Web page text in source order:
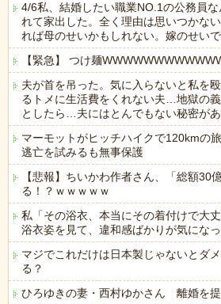
4/6私、結婚したい職業NO.1の公務員
れて家出した。全く理由は思いつかな
れば母のせいかもしれない。嫁のせい
【緊急】 つけ麺
夫が首を吊った。気に入らないと私を
るトメに生活費をくれない夫…地獄の
としたら…夫にはとんでもない秘密が
マーモットがヒッチハイクで120kmの
逃亡を試みるも無事保護
【悲報】ちいかわ作者さん、「総額30
る！？ｗｗｗｗｗ
私「その浴衣、本当にその着付けで大
浴衣姿を見て、違和感ばかりが気にな
マジでこれだけは日本製じゃないとダ
る？
ひろゆきの妻・西村ゆかさん 離婚を